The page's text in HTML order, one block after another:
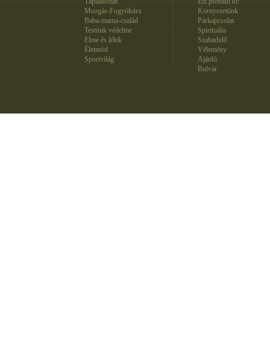
Mozgás-Fogyókúra
Baba-mama-család
Testünk védelme
Elme és lélek
Életmód
Sportvilág
Környezetünk
Párkapcsolat
Spirituális
Szabadidő
Vélemény
Ajánló
Bulvár